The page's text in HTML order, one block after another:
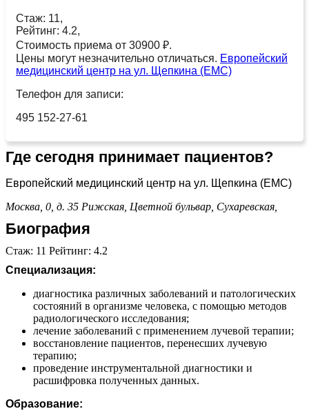
Стаж: 11,
Рейтинг: 4.2,
Стоимость приема от 30900 ₽.
Цены могут незначительно отличаться. Европейский
медицинский центр на ул. Щепкина (ЕМС)
Телефон для записи:
495 152-27-61
Где сегодня принимает пациентов?
Европейский медицинский центр на ул. Щепкина (ЕМС)
Москва, 0, д. 35 Рижская, Цветной бульвар, Сухаревская,
Биография
Стаж: 11 Рейтинг: 4.2
Специализация:
диагностика различных заболеваний и патологических
состояний в организме человека, с помощью методов
радиологического исследования;
лечение заболеваний с применением лучевой терапии;
восстановление пациентов, перенесших лучевую
терапию;
проведение инструментальной диагностики и
расшифровка полученных данных.
Образование: